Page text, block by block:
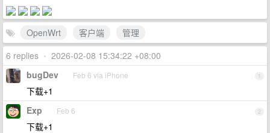
OpenWrt 客户端
管理
6 replies • 2026-02-08 15:34:22 +08:00
1
bugDev Feb 6 via iPhone
下载+1
2
Exp Feb 6
下载+1